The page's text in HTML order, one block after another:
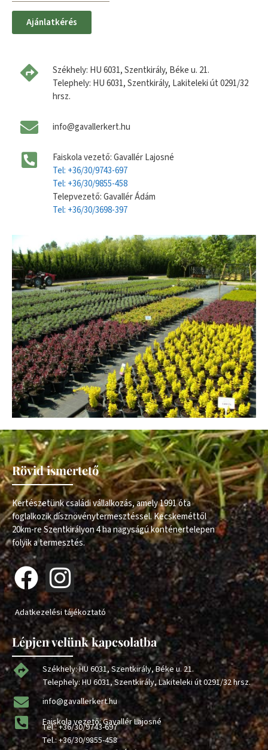
Ajánlatkérés
Székhely: HU 6031, Szentkirály, Béke u. 21.
Telephely: HU 6031, Szentkirály, Lakiteleki út 0291/32
hrsz.
info@gavallerkert.hu
Faiskola vezető: Gavallér Lajosné
Tel: +36/30/9743-697
Tel: +36/30/9855-458
Telepvezető: Gavallér Ádám
Tel: +36/30/3698-397
Rövid ismertető
Kertészetünk családi vállalkozás, amely 1991 óta
foglalkozik dísznövénytermesztéssel. Kecskeméttől
20km-re Szentkirályon 4 ha nagyságú konténertelepen
folyik a termesztés.
Adatkezelési tájékoztató
Lépjen velünk kapcsolatba
Székhely: HU 6031, Szentkirály, Béke u. 21.
Telephely: HU 6031, Szentkirály, Lakiteleki út 0291/32 hrsz.
info@gavallerkert.hu
Faiskola vezető: Gavallér Lajosné
Tel.:+36/30/9743-697
Tel.:+36/30/9855-458